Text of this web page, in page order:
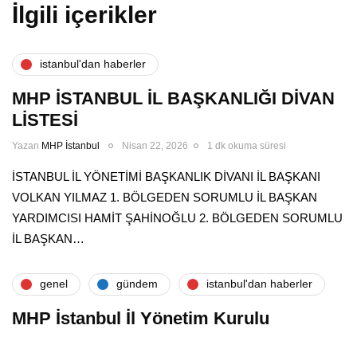
İlgili içerikler
i̇stanbul'dan haberler
MHP İSTANBUL İL BAŞKANLIĞI DİVAN
LİSTESİ
Yazan MHP İstanbul Nisan 22, 2026 1 dk okuma süresi
İSTANBUL İL YÖNETİMİ BAŞKANLIK DİVANI İL BAŞKANI
VOLKAN YILMAZ 1. BÖLGEDEN SORUMLU İL BAŞKAN
YARDIMCISI HAMİT ŞAHİNOĞLU 2. BÖLGEDEN SORUMLU
İL BAŞKAN…
genel gündem i̇stanbul'dan haberler
MHP İstanbul İl Yönetim Kurulu